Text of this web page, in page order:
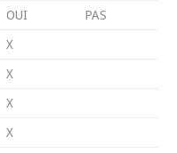
OUI PAS
X
X
X
X